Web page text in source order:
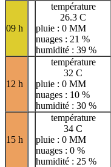
09 h
température
26.3 C
pluie : 0 MM
nuages : 21 %
humidité : 39 %
12 h
température
32 C
pluie : 0 MM
nuages : 10 %
humidité : 30 %
15 h
température
34 C
pluie : 0 MM
nuages : 0 %
humidité : 25 %